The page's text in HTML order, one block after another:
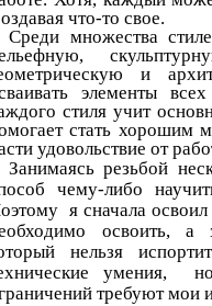
что-то свое.
Среди множества
и
элементы
стиля учит
стать хорошим
удовольствие от
Занимаясь резьбой
чему-либо
я сначала
освоить, а
нельзя
умения,
требуют мои